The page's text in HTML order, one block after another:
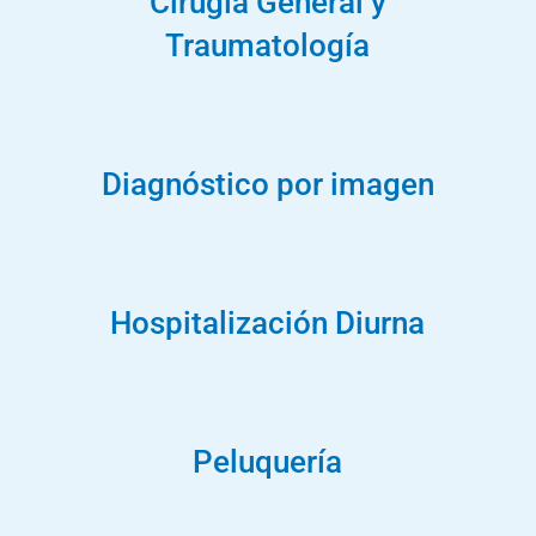
Traumatología
Diagnóstico por imagen
Hospitalización Diurna
Peluquería